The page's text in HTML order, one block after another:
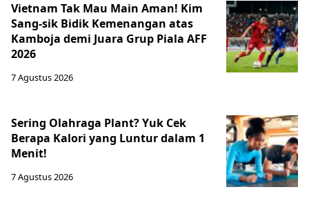
Vietnam Tak Mau Main Aman! Kim
Sang-sik Bidik Kemenangan atas
Kamboja demi Juara Grup Piala AFF
2026
7 Agustus 2026
Sering Olahraga Plant? Yuk Cek
Berapa Kalori yang Luntur dalam 1
Menit!
7 Agustus 2026